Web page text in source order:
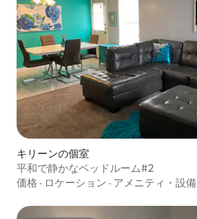
キリーンの個室
平和で静かなベッドルーム#2
価格 · ロケーション · アメニティ・設備